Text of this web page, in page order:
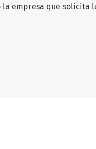
la empresa que solicita